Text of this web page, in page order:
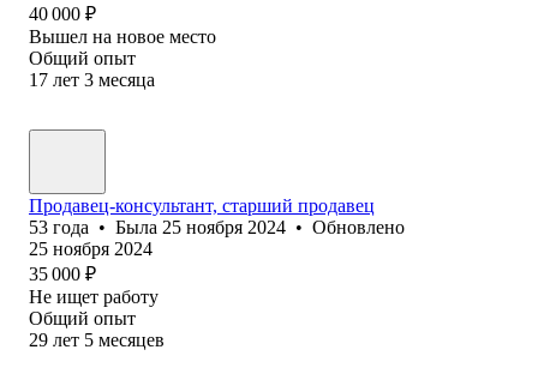
40 000 ₽
Вышел на новое место
Общий опыт
17 лет 3 месяца
Продавец-консультант, старший продавец
53 года • Была 25 ноября 2024 • Обновлено
25 ноября 2024
35 000 ₽
Не ищет работу
Общий опыт
29 лет 5 месяцев